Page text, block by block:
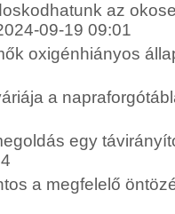
az
09-19 09:01
oxigénhiányos
a
egy
a megfelelő